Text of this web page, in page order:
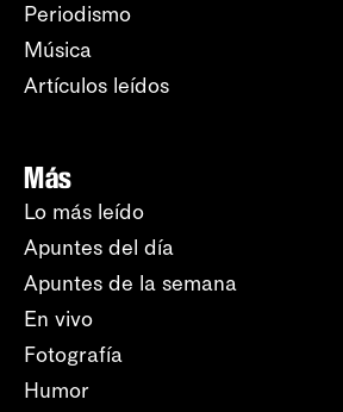
Periodismo
Música
Artículos leídos
Más
Lo más leído
Apuntes del día
Apuntes de la semana
En vivo
Fotografía
Humor